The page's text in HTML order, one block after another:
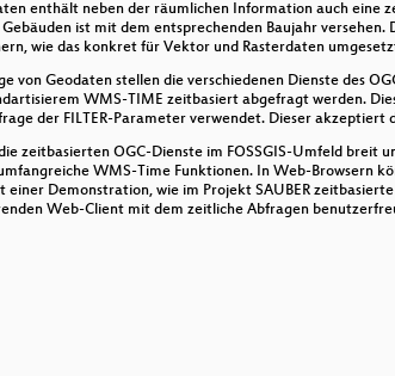
von Tilemaker erstellen und nutzen
besser denn je
Source – Open End?
Lösung für Karten-Druck
enthält neben der räumlichen Information auch eine
ist mit dem entsprechenden Baujahr
wie das konkret für Vektor und Rasterdaten
von Geodaten stellen die verschiedenen Dienste des
WMS-TIME zeitbasiert abgefragt werden.
der FILTER-Parameter verwendet. Dieser akzeptiert
zeitbasierten OGC-Dienste im FOSSGIS-Umfeld breit
WMS-Time Funktionen. In Web-Browsern
einer Demonstration, wie im Projekt SAUBER
Web-Client mit dem zeitliche Abfragen